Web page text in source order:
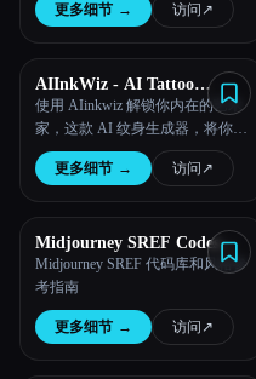
更多细节 → 访问 ↗︎
AIInkWiz - AI Tattoo
Generator
使用 AIinkwiz 解锁你内在的艺术
家，这款 AI 纹身生成器，将你的
想法变为现实，就像令人惊叹的
墨水一样！创作、定制并自豪地
更多细节 → 访问 ↗︎
Midjourney SREF Codes
Library and Guide for Style
Reference
Midjourney SREF 代码库和风格参
考指南
更多细节 → 访问 ↗︎